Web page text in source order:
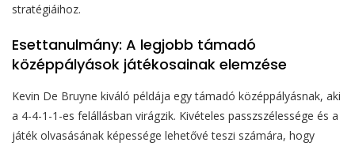
stratégiáihoz.
Esettanulmány: A legjobb támadó
középpályások játékosainak elemzése
Kevin De Bruyne kiváló példája egy támadó középpályásnak, aki
a 4-4-1-1-es felállásban virágzik. Kivételes passzszélessége és a
játék olvasásának képessége lehetővé teszi számára, hogy